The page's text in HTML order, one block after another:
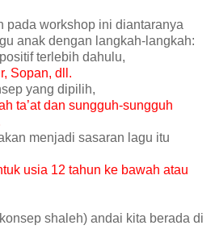
pada workshop ini diantaranya
anak dengan langkah-langkah:
terlebih dahulu,
Sopan, dll.
yang dipilih,
ta’at dan sungguh-sungguh
menjadi sasaran lagu itu
usia 12 tahun ke bawah atau
shaleh) andai kita berada di